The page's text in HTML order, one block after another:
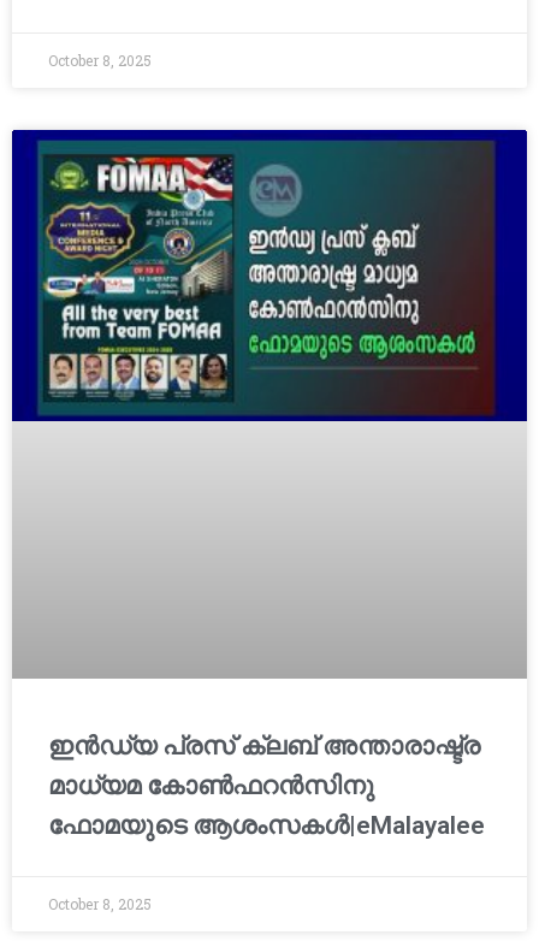
October 8, 2025
ഇൻഡ്യ പ്രസ് ക്ലബ് അന്താരാഷ്ട്ര
മാധ്യമ കോൺഫറൻസിനു
ഫോമയുടെ ആശംസകൾ|eMalayalee
October 8, 2025